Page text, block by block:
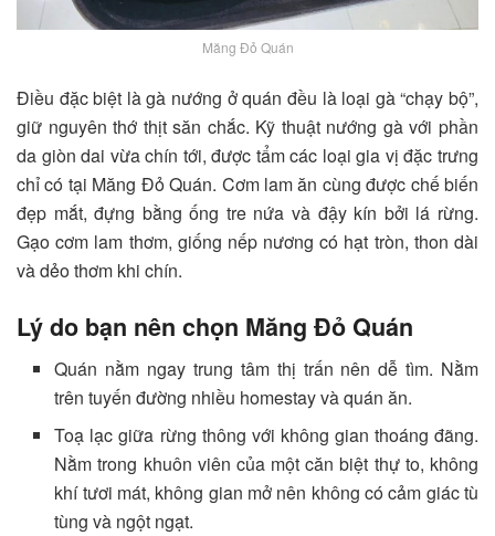
Măng Đỏ Quán
Điều đặc biệt là gà nướng ở quán đều là loại gà “chạy bộ”,
giữ nguyên thớ thịt săn chắc. Kỹ thuật nướng gà với phần
da giòn dai vừa chín tới, được tẩm các loại gia vị đặc trưng
chỉ có tại Măng Đỏ Quán. Cơm lam ăn cùng được chế biến
đẹp mắt, đựng bằng ống tre nứa và đậy kín bởi lá rừng.
Gạo cơm lam thơm, giống nếp nương có hạt tròn, thon dài
và dẻo thơm khi chín.
Lý do bạn nên chọn Măng Đỏ Quán
Quán nằm ngay trung tâm thị trấn nên dễ tìm. Nằm
trên tuyến đường nhiều homestay và quán ăn.
Toạ lạc giữa rừng thông với không gian thoáng đãng.
Nằm trong khuôn viên của một căn biệt thự to, không
khí tươi mát, không gian mở nên không có cảm giác tù
tùng và ngột ngạt.